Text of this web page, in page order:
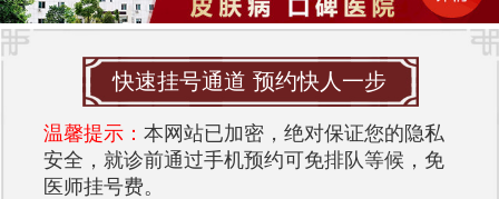
点是湿润和温暖，这种环境容易滋生细菌和病毒，
增加皮肤病的发生率。高温高湿的环境可能导致皮
肤出汗增多，皮肤屏障功能下降，从而使得扁平疣
敏原也可能刺激皮肤，导致皮肤问题的加重。因
此，保持良好的生活习惯和环境卫生是预防扁平疣
快速挂号通道 预约快人一步
温馨提示： 本网站已加密，绝对保证您的隐私
安全，就诊前通过手机预约可免排队等候，免
医师挂号费。